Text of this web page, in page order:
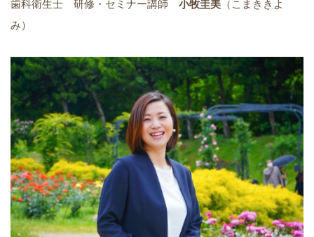
歯科衛生士 研修・セミナー講師 小牧圭美 （こまききよ
み）